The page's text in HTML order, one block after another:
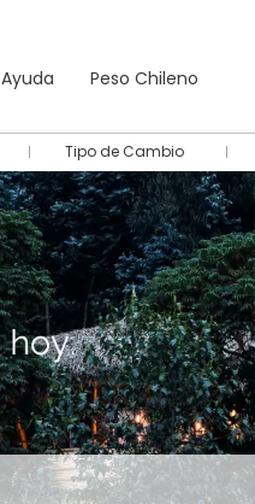
Ayuda Peso Chileno
Tipo de Cambio
Autos Paquetes